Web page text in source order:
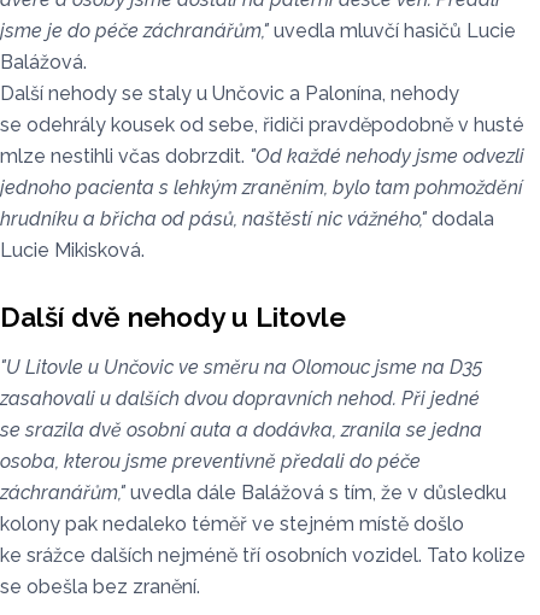
jsme je do péče záchranářům," uvedla mluvčí hasičů Lucie
Balážová.
Další nehody se staly u Unčovic a Palonína, nehody
se odehrály kousek od sebe, řidiči pravděpodobně v husté
mlze nestihli včas dobrzdit. "Od každé nehody jsme odvezli
jednoho pacienta s lehkým zraněním, bylo tam pohmoždění
hrudníku a břicha od pásů, naštěstí nic vážného," dodala
Lucie Mikisková.
Další dvě nehody u Litovle
"U Litovle u Unčovic ve směru na Olomouc jsme na D35
zasahovali u dalších dvou dopravních nehod. Při jedné
se srazila dvě osobní auta a dodávka, zranila se jedna
osoba, kterou jsme preventivně předali do péče
záchranářům," uvedla dále Balážová s tím, že v důsledku
kolony pak nedaleko téměř ve stejném místě došlo
ke srážce dalších nejméně tří osobních vozidel. Tato kolize
se obešla bez zranění.